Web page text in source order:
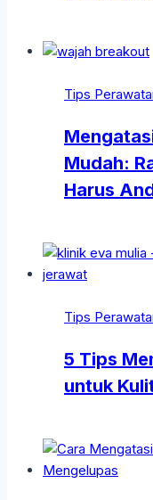
Tips
Mudah:
Harus
Tips
5 Tips
untuk